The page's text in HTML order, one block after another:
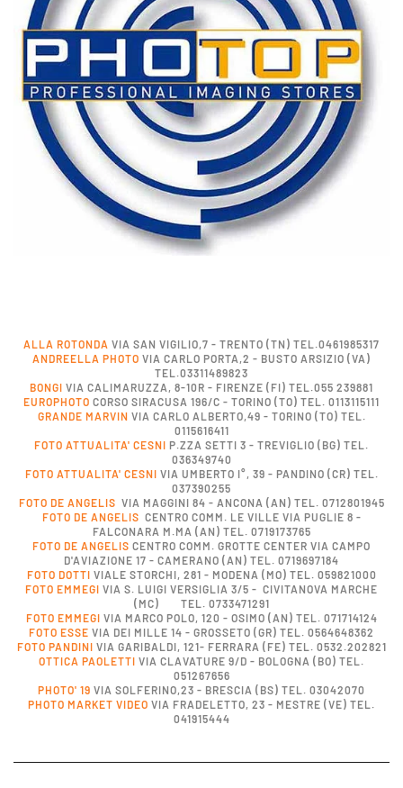
ALLA ROTONDA VIA SAN VIGILIO,7 - TRENTO (TN) TEL.0461985317
ANDREELLA PHOTO VIA CARLO PORTA,2 - BUSTO ARSIZIO (VA)
TEL.03311489823
BONGI VIA CALIMARUZZA, 8-10R - FIRENZE (FI) TEL.055 239881
EUROPHOTO CORSO SIRACUSA 196/C - TORINO (TO) TEL. 0113115111
GRANDE MARVIN VIA CARLO ALBERTO,49 - TORINO (TO) TEL.
0115616411
FOTO ATTUALITA' CESNI P.ZZA SETTI 3 - TREVIGLIO (BG) TEL.
036349740
FOTO ATTUALITA' CESNI VIA UMBERTO I°, 39 - PANDINO (CR) TEL.
037390255
FOTO DE ANGELIS VIA MAGGINI 84 - ANCONA (AN) TEL. 0712801945
FOTO DE ANGELIS CENTRO COMM. LE VILLE VIA PUGLIE 8 -
FALCONARA M.MA (AN) TEL. 0719173765
FOTO DE ANGELIS CENTRO COMM. GROTTE CENTER VIA CAMPO
D'AVIAZIONE 17 - CAMERANO (AN) TEL. 0719697184
FOTO DOTTI VIALE STORCHI, 281 - MODENA (MO) TEL. 059821000
FOTO EMMEGI VIA S. LUIGI VERSIGLIA 3/5 - CIVITANOVA MARCHE
(MC) TEL. 0733471291
FOTO EMMEGI VIA MARCO POLO, 120 - OSIMO (AN) TEL. 071714124
FOTO ESSE VIA DEI MILLE 14 - GROSSETO (GR) TEL. 0564648362
FOTO PANDINI VIA GARIBALDI, 121- FERRARA (FE) TEL. 0532.202821
OTTICA PAOLETTI VIA CLAVATURE 9/D - BOLOGNA (BO) TEL.
051267656
PHOTO' 19 VIA SOLFERINO,23 - BRESCIA (BS) TEL. 03042070
PHOTO MARKET VIDEO VIA FRADELETTO, 23 - MESTRE (VE) TEL.
041915444